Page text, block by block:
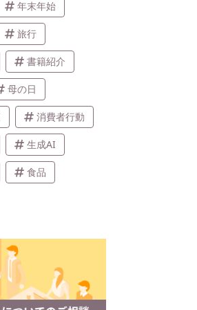
年末年始
旅行
書籍紹介
母の日
消費者行動
生成AI
食品